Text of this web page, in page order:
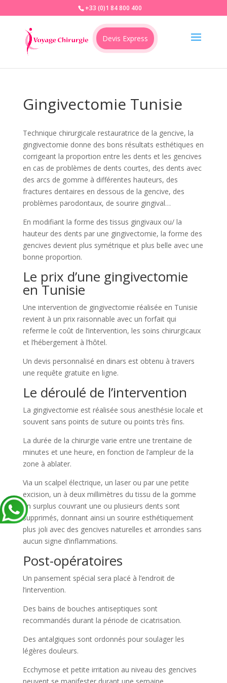
+33 (0)1 84 800 400
Devis Express
Gingivectomie Tunisie
Technique chirurgicale restauratrice de la gencive, la
gingivectomie donne des bons résultats esthétiques en
corrigeant la proportion entre les dents et les gencives
en cas de problèmes de dents courtes, des dents avec
des arcs de gomme à différentes hauteurs, des
fractures dentaires en dessous de la gencive, des
problèmes parodontaux, de sourire gingival…
En modifiant la forme des tissus gingivaux ou/ la
hauteur des dents par une gingivectomie, la forme des
gencives devient plus symétrique et plus belle avec une
bonne proportion.
Le prix d’une gingivectomie
en Tunisie
Une intervention de gingivectomie réalisée en Tunisie
revient à un prix raisonnable avec un forfait qui
referme le coût de l’intervention, les soins chirurgicaux
et l’hébergement à l’hôtel.
Un devis personnalisé en dinars est obtenu à travers
une requête gratuite en ligne.
Le déroulé de l’intervention
La gingivectomie est réalisée sous anesthésie locale et
souvent sans points de suture ou points très fins.
La durée de la chirurgie varie entre une trentaine de
minutes et une heure, en fonction de l’ampleur de la
zone à ablater.
Via un scalpel électrique, un laser ou par une petite
excision, un à deux millimètres du tissu de la gomme
en surplus couvrant une ou plusieurs dents sont
supprimés, donnant ainsi un sourire esthétiquement
plus joli avec des gencives naturelles et arrondies sans
aucun signe d’inflammations.
Post-opératoires
Un pansement spécial sera placé à l’endroit de
l’intervention.
Des bains de bouches antiseptiques sont
recommandés durant la période de cicatrisation.
Des antalgiques sont ordonnés pour soulager les
légères douleurs.
Ecchymose et petite irritation au niveau des gencives